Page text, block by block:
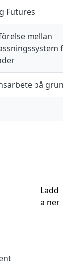
Futures
mellan
på
Ladd
a ner